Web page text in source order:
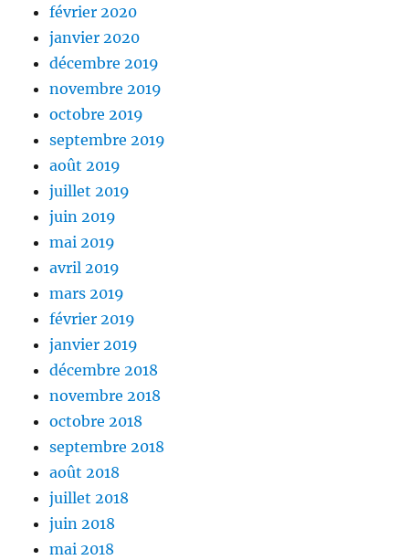
février 2020
janvier 2020
décembre 2019
novembre 2019
octobre 2019
septembre 2019
août 2019
juillet 2019
juin 2019
mai 2019
avril 2019
mars 2019
février 2019
janvier 2019
décembre 2018
novembre 2018
octobre 2018
septembre 2018
août 2018
juillet 2018
juin 2018
mai 2018